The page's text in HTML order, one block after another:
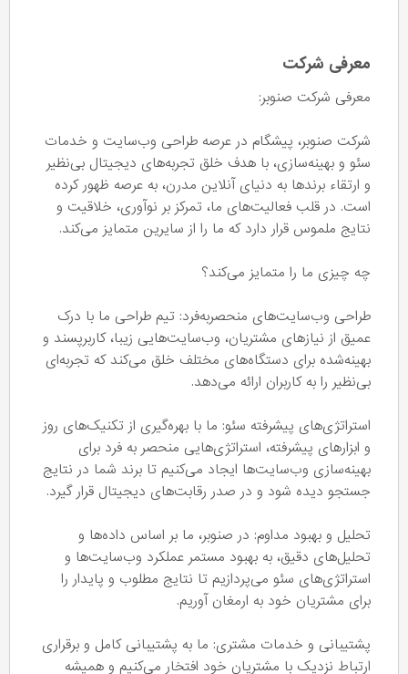
معرفی شرکت
معرفی شرکت صنوبر:
شرکت صنوبر، پیشگام در عرصه طراحی وب‌سایت و خدمات
سئو و بهینه‌سازی، با هدف خلق تجربه‌های دیجیتال بی‌نظیر
و ارتقاء برندها به دنیای آنلاین مدرن، به عرصه ظهور کرده
است. در قلب فعالیت‌های ما، تمرکز بر نوآوری، خلاقیت و
نتایج ملموس قرار دارد که ما را از سایرین متمایز می‌کند.
چه چیزی ما را متمایز می‌کند؟
طراحی وب‌سایت‌های منحصربه‌فرد: تیم طراحی ما با درک
عمیق از نیازهای مشتریان، وب‌سایت‌هایی زیبا، کاربرپسند و
بهینه‌شده برای دستگاه‌های مختلف خلق می‌کند که تجربه‌ای
بی‌نظیر را به کاربران ارائه می‌دهد.
استراتژی‌های پیشرفته سئو: ما با بهره‌گیری از تکنیک‌های روز
و ابزارهای پیشرفته، استراتژی‌هایی منحصر به فرد برای
بهینه‌سازی وب‌سایت‌ها ایجاد می‌کنیم تا برند شما در نتایج
جستجو دیده شود و در صدر رقابت‌های دیجیتال قرار گیرد.
تحلیل و بهبود مداوم: در صنوبر، ما بر اساس داده‌ها و
تحلیل‌های دقیق، به بهبود مستمر عملکرد وب‌سایت‌ها و
استراتژی‌های سئو می‌پردازیم تا نتایج مطلوب و پایدار را
برای مشتریان خود به ارمغان آوریم.
پشتیبانی و خدمات مشتری: ما به پشتیبانی کامل و برقراری
ارتباط نزدیک با مشتریان خود افتخار می‌کنیم و همیشه